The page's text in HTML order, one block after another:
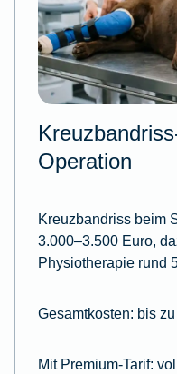
Operation
Kreuzbandriss beim
3.000–3.500 Euro,
Physiotherapie rund
Gesamtkosten: bis
Mit Premium-Tarif: